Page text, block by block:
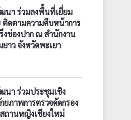
นา ร่วมลงพื้นที่เยี่ยม
ติดตามความคืบหน้าการ
งช่องปาก ณ สำนักงาน
าว จังหวัดพะเยา
นา ร่วมประชุมเชิง
ภาพการตรวจคัดกรอง
ถานหญิงเชียงใหม่